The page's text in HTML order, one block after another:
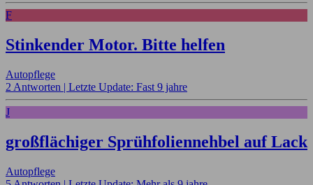
F
Stinkender Motor. Bitte helfen
Autopflege
2 Antworten | Letzte Update: Fast 9 jahre
J
großflächiger Sprühfoliennehbel auf Lack
Autopflege